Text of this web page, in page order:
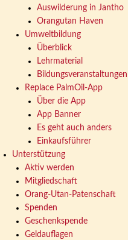
Auswilderung in Jantho
Orangutan Haven
Umweltbildung
Überblick
Lehrmaterial
Bildungsveranstaltungen
Replace PalmOil-App
Über die App
App Banner
Es geht auch anders
Einkaufsführer
Unterstützung
Aktiv werden
Mitgliedschaft
Orang-Utan-Patenschaft
Spenden
Geschenkspende
Geldauflagen